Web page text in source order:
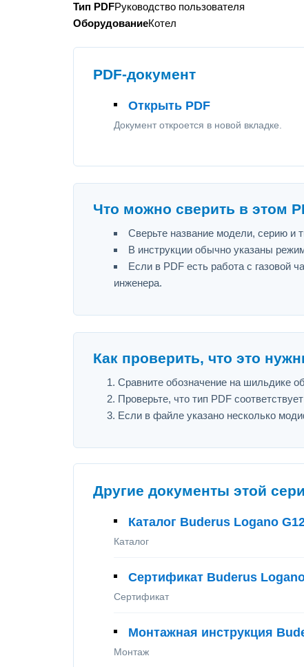
Тип PDFРуководство пользователя
ОборудованиеКотел
PDF-документ
Открыть PDF
Документ откроется в новой вкладке.
Что можно сверить в этом
Сверьте название модели, серию и
В инструкции обычно указаны
Если в PDF есть работа с газовой
инженера.
Как проверить, что это
Сравните обозначение на шильдике
Проверьте, что тип PDF
Если в файле указано несколько
Другие документы этой
Каталог Buderus Logano
Каталог
Сертификат Buderus
Сертификат
Монтажная инструкция
Монтаж